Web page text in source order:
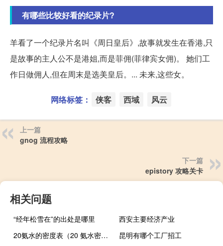
有哪些比较好看的纪录片?
羊看了一个纪录片名叫《周日皇后》,故事就发生在香港,只
是故事的主人公不是港姐,而是菲佣(菲律宾女佣)。 她们工
作日做佣人,但在周末是选美皇后。... 未来,这些女。
网络标签： 侠客 西域 风云
上一篇
gnog 流程攻略
下一篇
epistory 攻略关卡
相关问题
“经年松雪在”的出处是哪里
西安主要经济产业
20氨水的密度表（20 氨水密度）
昆明有哪个工厂招工